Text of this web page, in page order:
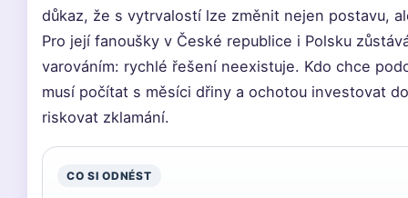
důkaz, že s vytrvalostí lze změnit nejen postavu,
Pro její fanoušky v České republice i Polsku
varováním: rychlé řešení neexistuje. Kdo chce
musí počítat s měsíci dřiny a ochotou investovat
riskovat zklamání.
CO SI ODNÉST